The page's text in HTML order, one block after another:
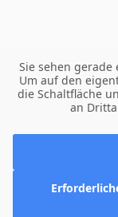
Sie sehen
Um auf den
die Schaltfläche
an